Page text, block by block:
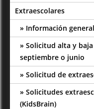
Extraescolares
Información general
Solicitud alta y
septiembre o junio
Solicitud de
Solicitudes
(KidsBrain)